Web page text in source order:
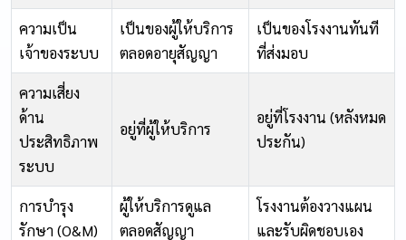
ความเป็น
เจ้าของระบบ
เป็นของผู้ให้บริการ
ตลอดอายุสัญญา
เป็นของโรงงานทันที
ที่ส่งมอบ
ความเสี่ยง
ด้าน
ประสิทธิภาพ
ระบบ
อยู่ที่ผู้ให้บริการ
อยู่ที่โรงงาน (หลังหมด
ประกัน)
การบำรุง
รักษา (O&M)
ผู้ให้บริการดูแล
ตลอดสัญญา
โรงงานต้องวางแผน
และรับผิดชอบเอง